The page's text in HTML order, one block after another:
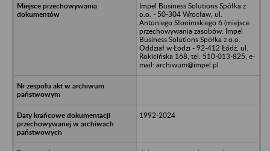
Impel Business Solutions Spółka z
o.o. - 50-304 Wrocław, ul.
Antoniego Słonimskiego 6 (miejsce
przechowywania zasobów: Impel
Business Solutions Spółka z o.o.
Oddział w Łodzi - 92-412 Łódź, ul.
Rokicińska 168, tel. 510-013-825, e-
mail: archiwum@impel.pl
1992-2024